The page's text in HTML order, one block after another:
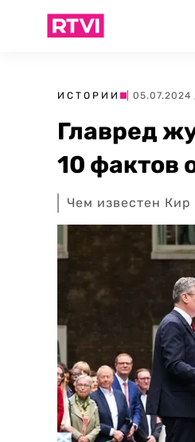
ИСТОРИИ | 05.07.2024
Главред
10 фактов
Чем известен